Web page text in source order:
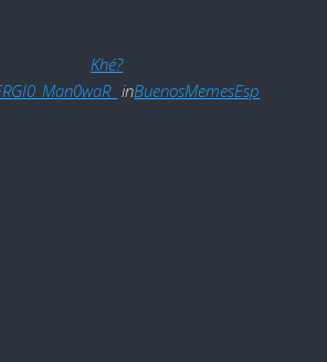
Khé?
inBuenosMemesEsp